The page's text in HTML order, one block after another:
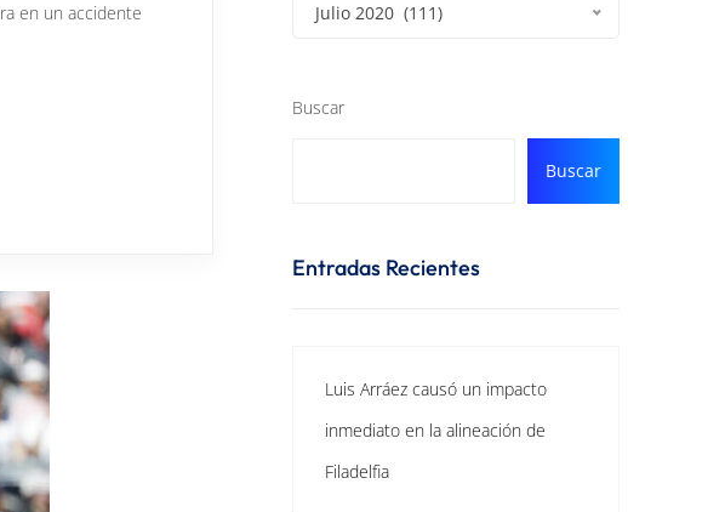
en un accidente
Julio 2020 (111)
Buscar
Buscar
Entradas Recientes
Luis Arráez causó un impacto
inmediato en la alineación de
Filadelfia